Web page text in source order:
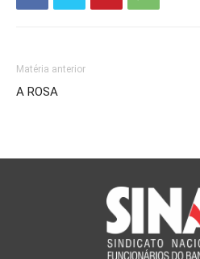
Matéria anterior
A ROSA